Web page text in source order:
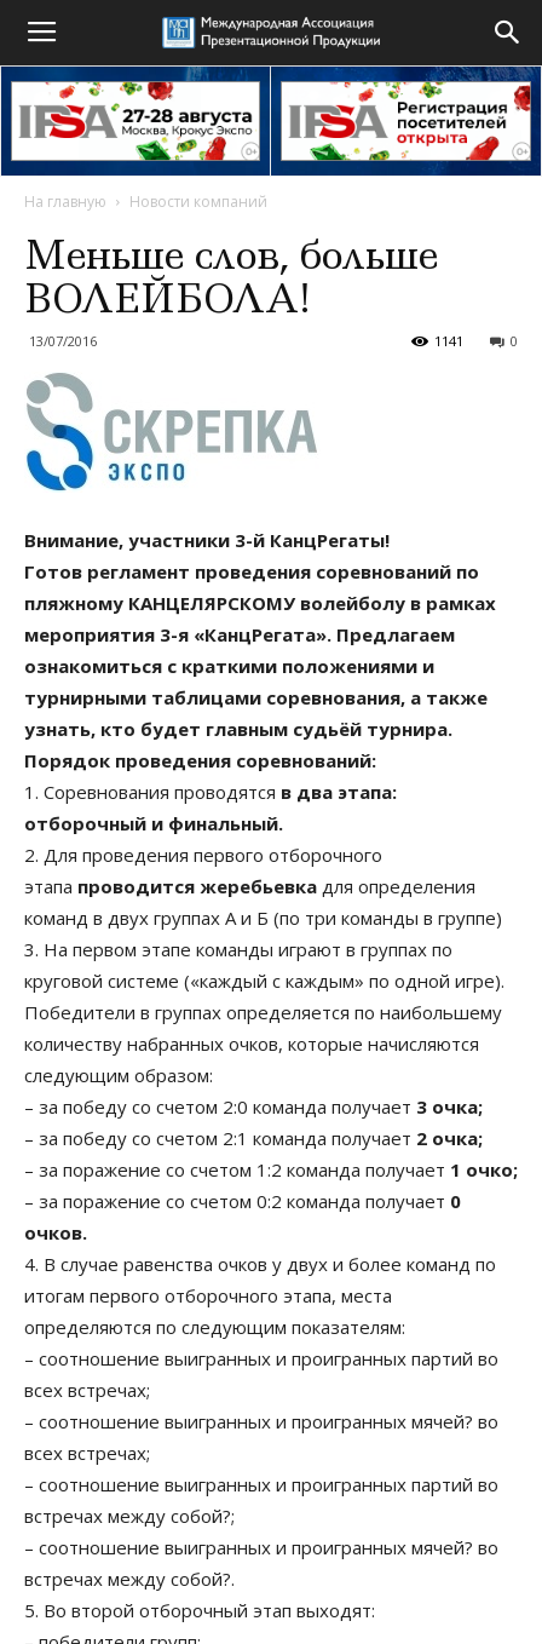
На главную Новости компаний
Меньше слов, больше
ВОЛЕЙБОЛА!
13/07/2016 0
1141
Внимание, участники 3-й КанцРегаты!
Готов регламент проведения соревнований по
пляжному КАНЦЕЛЯРСКОМУ волейболу в рамках
мероприятия 3-я «КанцРегата». Предлагаем
ознакомиться с краткими положениями и
турнирными таблицами соревнования, а также
узнать, кто будет главным судьёй турнира.
Порядок проведения соревнований:
1. Соревнования проводятся в два этапа:
отборочный и финальный.
2. Для проведения первого отборочного
этапа проводится жеребьевка для определения
команд в двух группах А и Б (по три команды в группе)
3. На первом этапе команды играют в группах по
круговой системе («каждый с каждым» по одной игре).
Победители в группах определяется по наибольшему
количеству набранных очков, которые начисляются
следующим образом:
– за победу со счетом 2:0 команда получает 3 очка;
– за победу со счетом 2:1 команда получает 2 очка;
– за поражение со счетом 1:2 команда получает 1 очко;
– за поражение со счетом 0:2 команда получает 0
очков.
4. В случае равенства очков у двух и более команд по
итогам первого отборочного этапа, места
определяются по следующим показателям:
– соотношение выигранных и проигранных партий во
всех встречах;
– соотношение выигранных и проигранных мячей? во
всех встречах;
– соотношение выигранных и проигранных партий во
встречах между собой?;
– соотношение выигранных и проигранных мячей? во
встречах между собой?.
5. Во второй отборочный этап выходят: